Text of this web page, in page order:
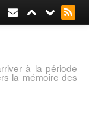
à la période
la mémoire des